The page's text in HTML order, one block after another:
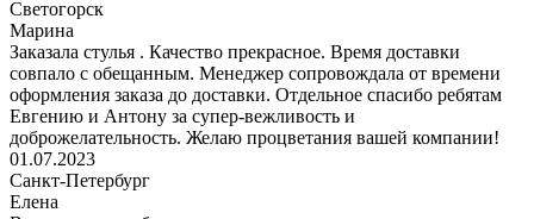
Светогорск
Марина
Заказала стулья . Качество прекрасное. Время доставки
совпало с обещанным. Менеджер сопровождала от времени
оформления заказа до доставки. Отдельное спасибо ребятам
Евгению и Антону за супер-вежливость и
доброжелательность. Желаю процветания вашей компании!
01.07.2023
Санкт-Петербург
Елена